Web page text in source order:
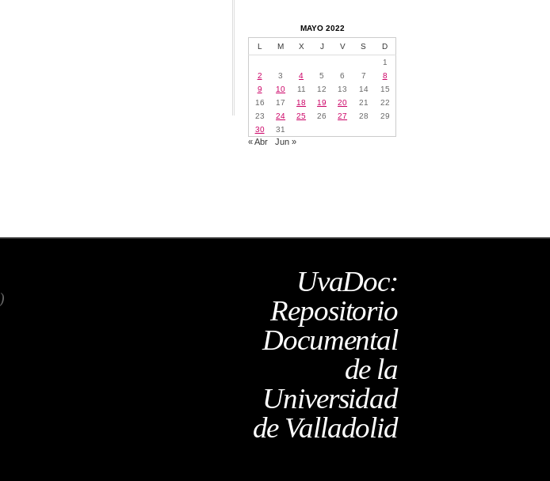
MAYO 2022
L M X J V S
D
1
2
3 4 5 6 7
8
9
10 11 12 13 14
15
16
17 18 19 20 21
22
23
24 25 26 27 28
29
30
31
« Abr Jun »
UvaDoc:
Repositorio
Documental
de la
Universidad
de Valladolid
)